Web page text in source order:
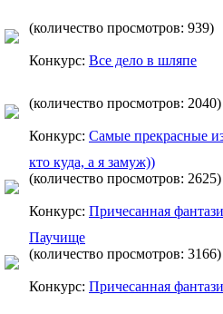
(количество просмотров: 939)
Конкурс: Все дело в шляпе
(количество просмотров: 2040)
Конкурс: Самые прекрасные
кто куда, а я замуж))
(количество просмотров: 2625)
Конкурс: Причесанная
Паучище
(количество просмотров: 3166)
Конкурс: Причесанная